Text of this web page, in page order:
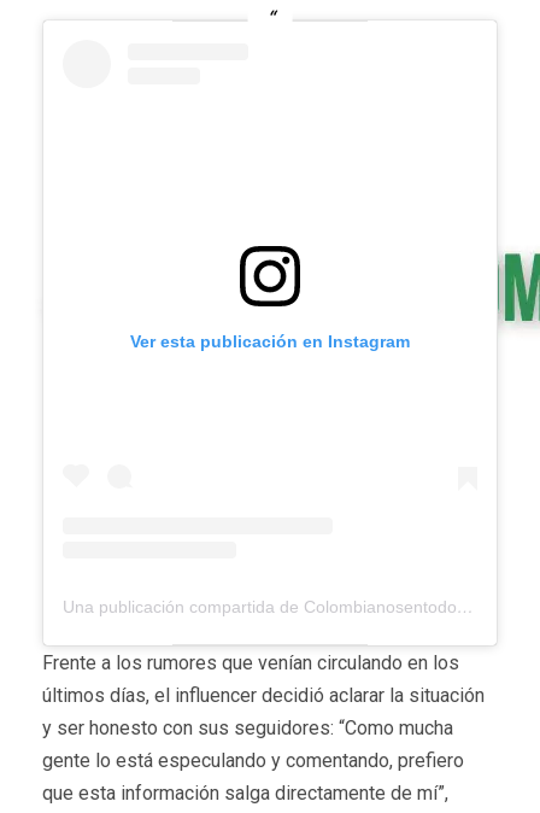
Ver esta publicación en Instagram
Una publicación compartida de Colombianosentodoelmundo (@colombianosentodoelmundo)
Frente a los rumores que venían circulando en los
últimos días, el influencer decidió aclarar la situación
y ser honesto con sus seguidores: “Como mucha
gente lo está especulando y comentando, prefiero
que esta información salga directamente de mí”,